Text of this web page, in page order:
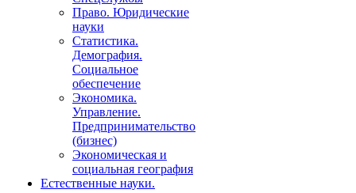
Право. Юридические
науки
Статистика.
Демография.
Социальное
обеспечение
Экономика.
Управление.
Предпринимательство
(бизнес)
Экономическая и
социальная география
Естественные науки.